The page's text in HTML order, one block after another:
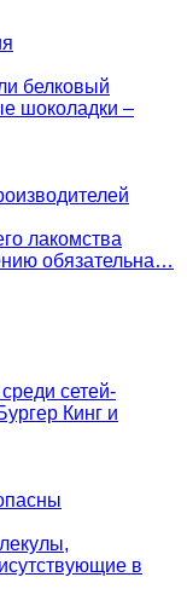
белковый
шоколадки –
лакомства
обязательна…
сетей-
Кинг и
в